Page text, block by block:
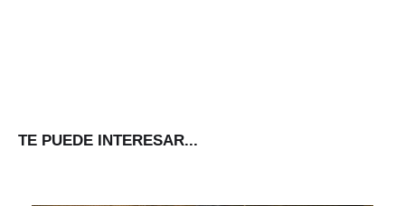
TE PUEDE INTERESAR...